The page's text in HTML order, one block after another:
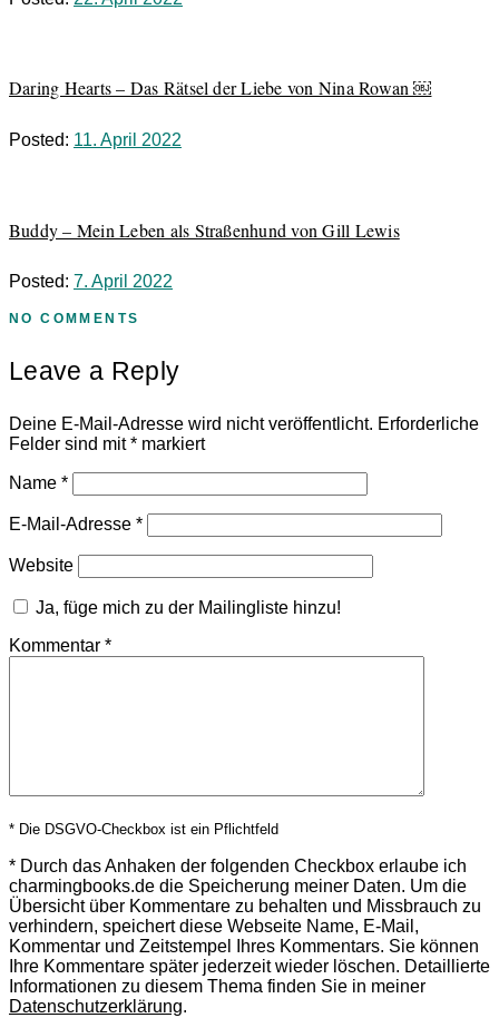
Daring Hearts – Das Rätsel der Liebe von Nina Rowan ￼
Posted: 11. April 2022
Buddy – Mein Leben als Straßenhund von Gill Lewis
Posted: 7. April 2022
NO COMMENTS
Leave a Reply
Deine E-Mail-Adresse wird nicht veröffentlicht. Erforderliche
Felder sind mit* markiert
Name *
E-Mail-Adresse *
Website
Ja, füge mich zu der Mailingliste hinzu!
Kommentar *
* Die DSGVO-Checkbox ist ein Pflichtfeld
* Durch das Anhaken der folgenden Checkbox erlaube ich
charmingbooks.de die Speicherung meiner Daten. Um die
Übersicht über Kommentare zu behalten und Missbrauch zu
verhindern, speichert diese Webseite Name, E-Mail,
Kommentar und Zeitstempel Ihres Kommentars. Sie können
Ihre Kommentare später jederzeit wieder löschen. Detaillierte
Informationen zu diesem Thema finden Sie in meiner
Datenschutzerklärung.